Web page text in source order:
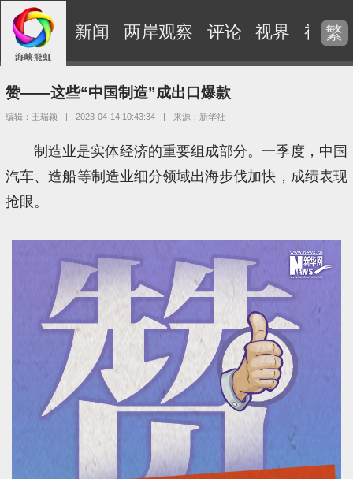
新闻 两岸观察 评论 视界 视频
繁
赞——这些“中国制造”成出口爆款
编辑：王瑞颖 | 2023-04-14 10:43:34 | 来源：新华社
制造业是实体经济的重要组成部分。一季度，中国
汽车、造船等制造业细分领域出海步伐加快，成绩表现
抢眼。